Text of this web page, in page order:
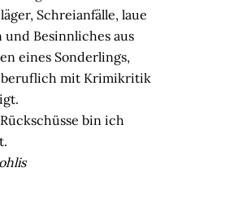
Schreianfälle, laue
und Besinnliches aus
eines Sonderlings,
mit Krimikritik
bin ich